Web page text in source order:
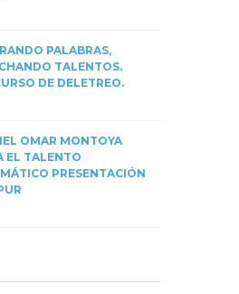
PALABRAS,
TALENTOS.
DE DELETREO.
OMAR MONTOYA
EL TALENTO
PRESENTACIÓN